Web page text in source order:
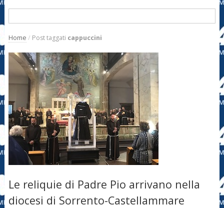
Home / Post taggati cappuccini
Le reliquie di Padre Pio arrivano nella
diocesi di Sorrento-Castellammare